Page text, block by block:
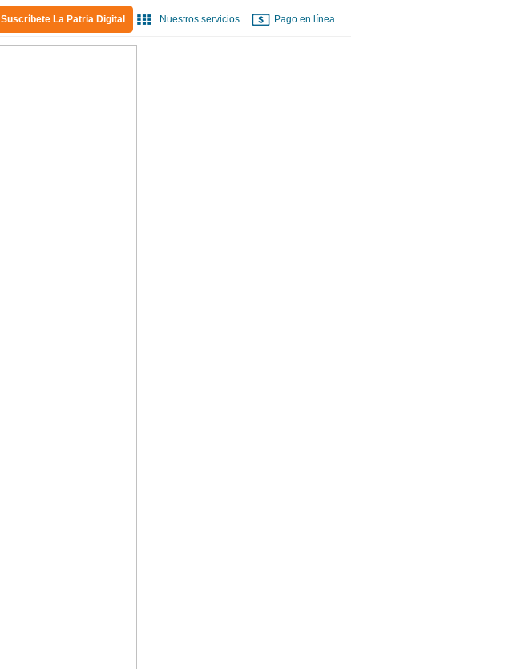
Suscríbete La Patria Digital Nuestros servicios Pago en línea